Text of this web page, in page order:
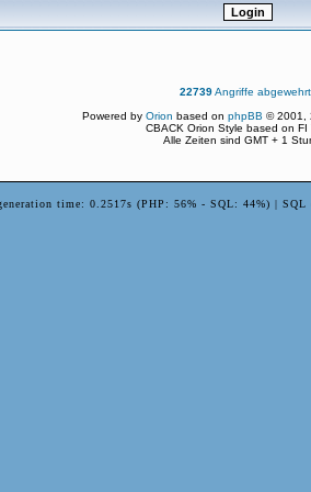
22739Angriffe abgewehrt
Powered by Orion based on phpBB © 2001,
CBACK Orion Style based on FI
Alle Zeiten sind GMT + 1
time: 0.2517s (PHP: 56% - SQL: 44%) |